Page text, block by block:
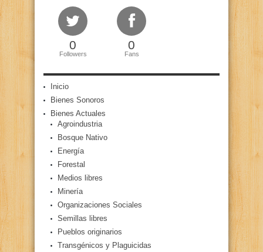
0
Followers
0
Fans
Inicio
Bienes Sonoros
Bienes Actuales
Agroindustria
Bosque Nativo
Energía
Forestal
Medios libres
Minería
Organizaciones Sociales
Semillas libres
Pueblos originarios
Transgénicos y Plaguicidas